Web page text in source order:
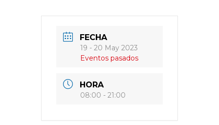
FECHA
19 - 20 May 2023
Eventos pasados
HORA
08:00 - 21:00